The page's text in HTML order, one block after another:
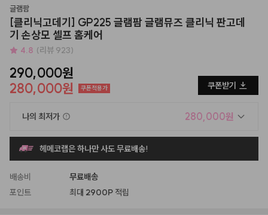
글램팜
[클리닉고데기] GP225 글램팜 글램뮤즈 클리닉 판고데
기 손상모 셀프 홈케어
4.8 (리뷰 923)
290,000원
280,000원
쿠폰적용가 쿠폰받기
나의 최저가 280,000원
헤메코랩은 하나만 사도 무료배송!
배송비
무료배송
포인트
최대 2900P 적립